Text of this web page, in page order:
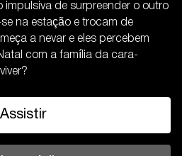
impulsiva de surpreender o outro
na estação e trocam de
a nevar e eles percebem
com a família da cara-
Assistir